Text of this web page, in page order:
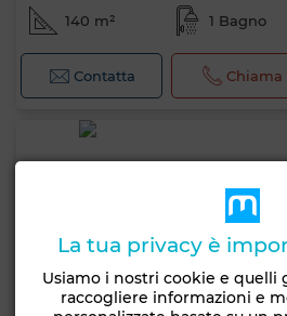
140 m² 1 Bagno
Contatta Chiama
La tua privacy è
Usiamo i nostri cookie e quelli
raccogliere informazioni e